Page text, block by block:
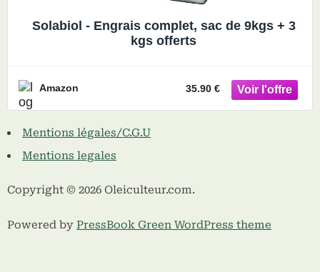
Solabiol - Engrais complet, sac de 9kgs + 3
kgs offerts
Amazon 35.90 €
Mentions légales/C.G.U
Mentions legales
Copyright © 2026 Oleiculteur.com.
Powered by PressBook Green WordPress theme